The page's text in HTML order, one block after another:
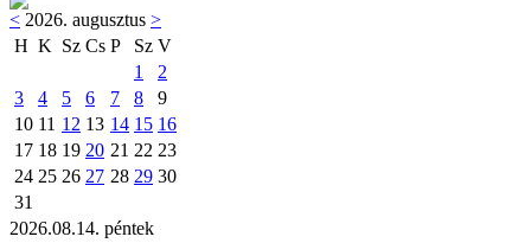
< 2026. augusztus >
H K Sz Cs P Sz V
1
2
3
4 5 6 7 8
9
10 11 12 13 14 15 16
17 18 19 20 21 22 23
24 25 26 27 28 29 30
31
2026.08.14. péntek